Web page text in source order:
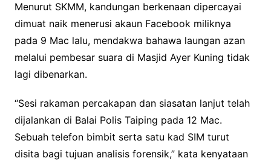
Menurut SKMM, kandungan berkenaan dipercayai
dimuat naik menerusi akaun Facebook miliknya
pada 9 Mac lalu, mendakwa bahawa laungan azan
melalui pembesar suara di Masjid Ayer Kuning tidak
lagi dibenarkan.
“Sesi rakaman percakapan dan siasatan lanjut telah
dijalankan di Balai Polis Taiping pada 12 Mac.
Sebuah telefon bimbit serta satu kad SIM turut
disita bagi tujuan analisis forensik,” kata kenyataan